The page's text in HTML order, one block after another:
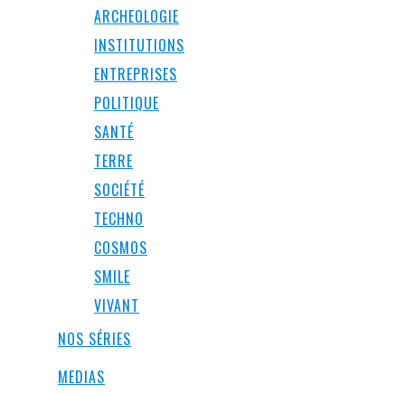
ARCHEOLOGIE
INSTITUTIONS
ENTREPRISES
POLITIQUE
SANTÉ
TERRE
SOCIÉTÉ
TECHNO
COSMOS
SMILE
VIVANT
NOS SÉRIES
MEDIAS